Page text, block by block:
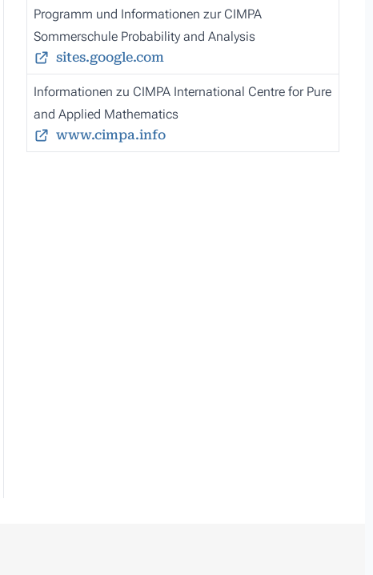
Programm und Informationen zur CIMPA
Sommerschule Probability and Analysis
sites.google.com
Informationen zu CIMPA International Centre for Pure
and Applied Mathematics
www.cimpa.info